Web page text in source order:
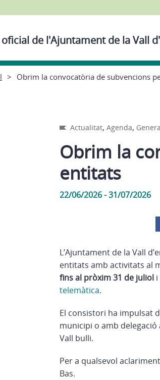
de l'Ajuntament de la Vall
Obrim la convocatòria de subvencions
Actualitat, Agenda,
Obrim la
entitats
22/06/2026 - 31/07/2026
L’Ajuntament de la Vall
entitats amb activitats al
fins al pròxim 31 de juliol i
telemàtica.
El consistori ha impulsat
municipi o amb
Vall bulli.
Per a qualsevol
Bas.